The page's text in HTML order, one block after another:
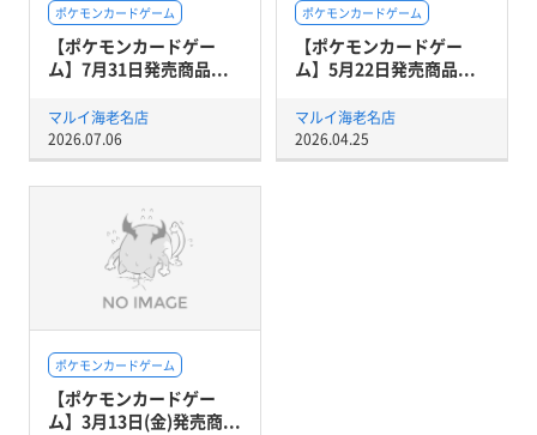
ポケモンカードゲーム
【ポケモンカードゲー
ム】7月31日発売商品...
マルイ海老名店
2026.07.06
ポケモンカードゲーム
【ポケモンカードゲー
ム】5月22日発売商品...
マルイ海老名店
2026.04.25
ポケモンカードゲーム
【ポケモンカードゲー
ム】3月13日(金)発売商...